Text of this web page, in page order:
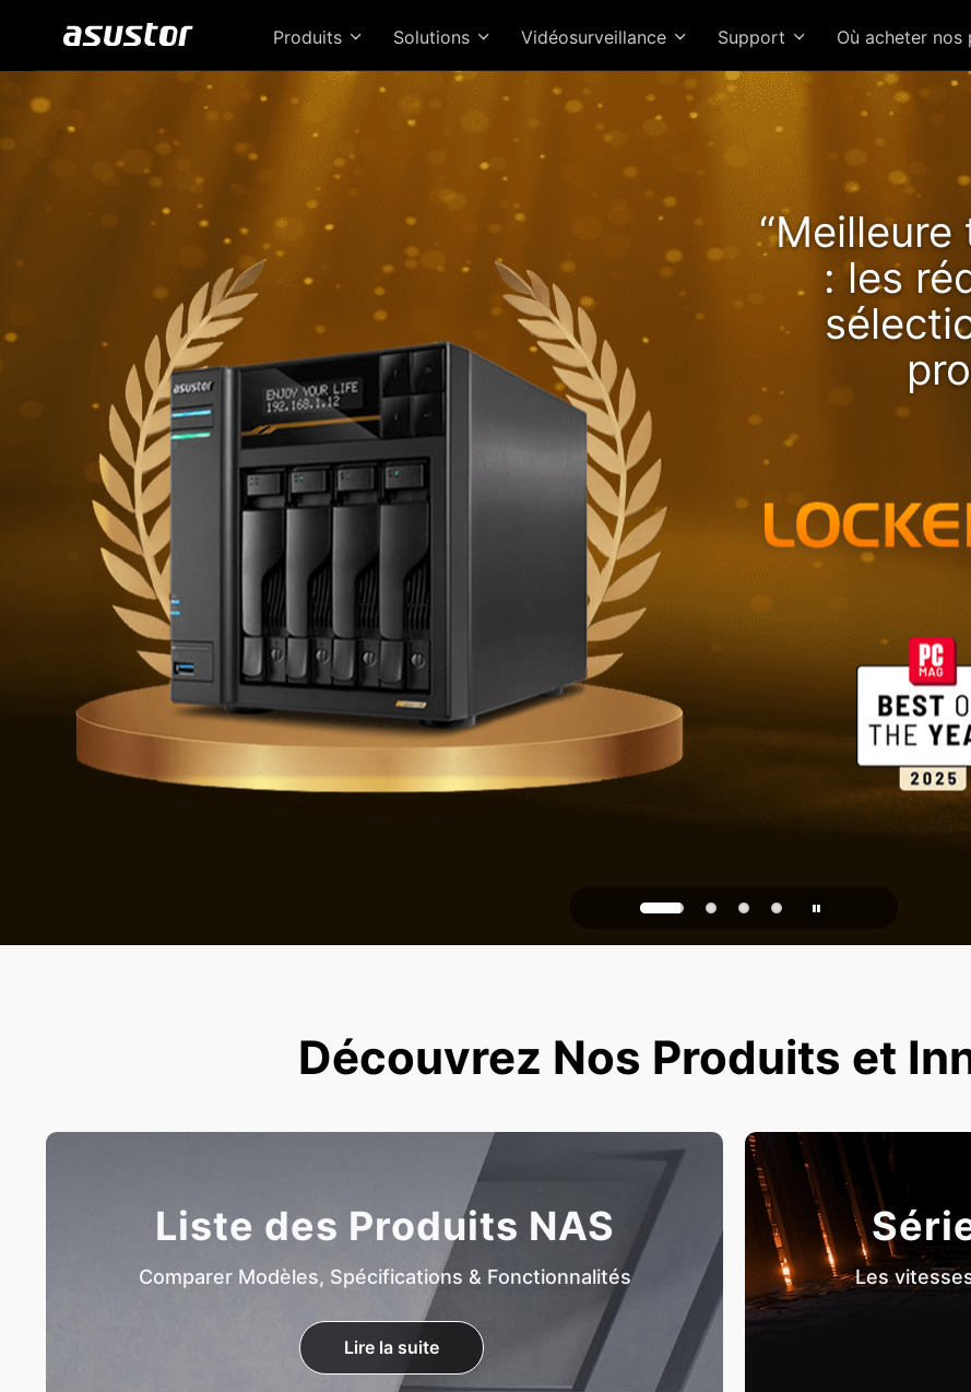
Produits Solutions Vidéosurveillance Support Où acheter nos
: les
Le Lockerstor 24R Pro Gen2
des performances
avec Ryzen !
NAS
Stockage
bureau
PQC Ready
Se défendre contre les attaques
Découvrez Nos Produits et
Liste des Produits NAS
Comparer Modèles, Spécifications & Fonctionnalités
Lire la suite
Les